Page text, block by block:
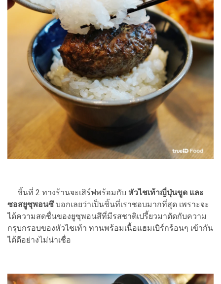
ชิ้นที่ 2 ทางร้านจะเสิร์ฟพร้อมกับ หัวไชเท้าญี่ปุ่นขูด และ
ซอสยูซุพอนซึบอกเลยว่าเป็นชิ้นที่เราชอบมากที่สุด เพราะจะ
ได้ความสดชื่นของยูซุพอนสึที่มีรสชาติเปรี้ยวมาตัดกับความ
กรุบกรอบของหัวไชเท้า ทานพร้อมเนื้อแฮมเบิร์กร้อนๆ เข้ากัน
ได้ดีอย่างไม่น่าเชื่อ